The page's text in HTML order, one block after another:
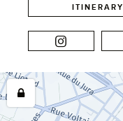
ITINERARY